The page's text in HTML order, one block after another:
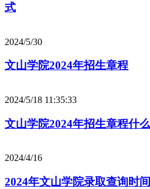
式
2024/5/30
文山学院2024年招生章程
2024/5/18 11:35:33
文山学院2024年招生章程什
2024/4/16
2024年文山学院录取查询时